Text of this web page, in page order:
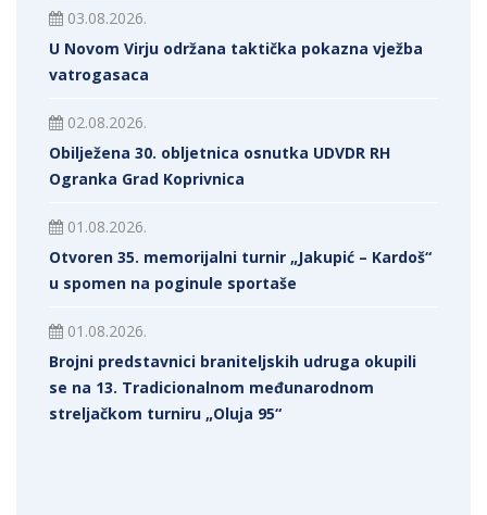
03.08.2026.
U Novom Virju održana taktička pokazna vježba
vatrogasaca
02.08.2026.
Obilježena 30. obljetnica osnutka UDVDR RH
Ogranka Grad Koprivnica
01.08.2026.
Otvoren 35. memorijalni turnir „Jakupić – Kardoš“
u spomen na poginule sportaše
01.08.2026.
Brojni predstavnici braniteljskih udruga okupili
se na 13. Tradicionalnom međunarodnom
streljačkom turniru „Oluja 95“